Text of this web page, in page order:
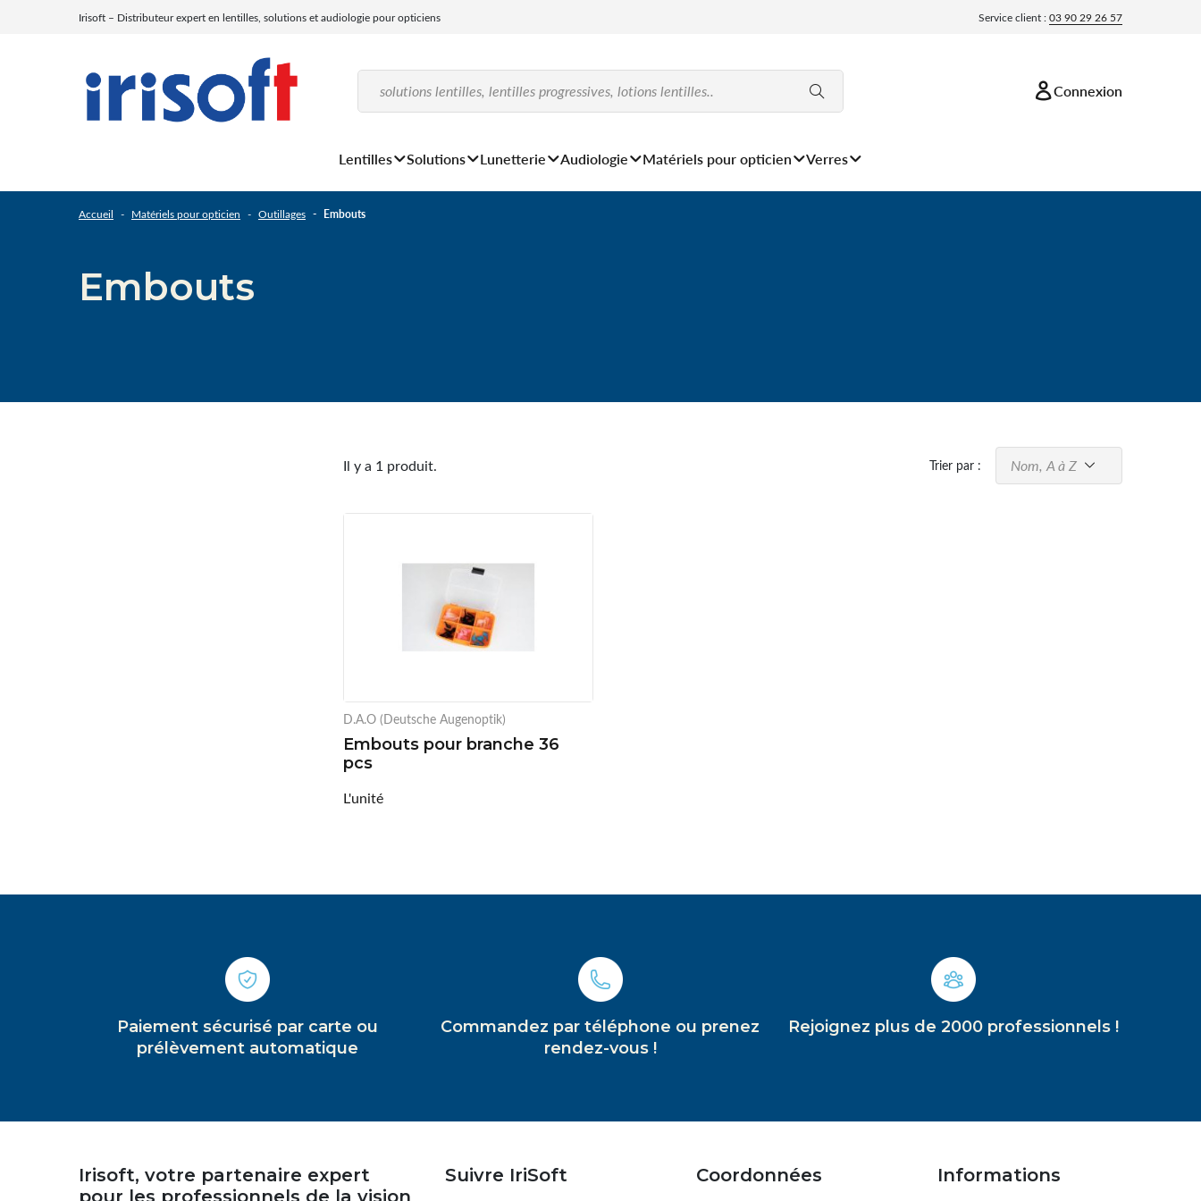
Irisoft – Distributeur expert en lentilles, solutions et audiologie pour opticiens Service client :03 90 29 26 57
Connexion
Lentilles Solutions Lunetterie Audiologie Matériels pour opticien Verres
Accueil Matériels pour opticien Outillages Embouts
Embouts
Il y a 1 produit. Trier par : Nom, A à Z
D.A.O (Deutsche Augenoptik)
Embouts pour branche 36
pcs
L'unité
Paiement sécurisé par carte ou
prélèvement automatique
Commandez par téléphone ou prenez
rendez-vous !
Rejoignez plus de 2000 professionnels !
Irisoft, votre partenaire expert
Suivre IriSoft Coordonnées Informations